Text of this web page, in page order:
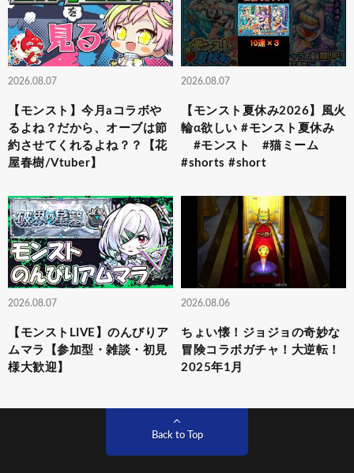
2026.08.07
【モンスト】今月aコラボや
るよね？だから、オーブは節
約させてくれるよね？？【花
屋春樹/Vtuber】
2026.08.07
【モンスト夏休み2026】風火
輪α欲しい #モンスト夏休み
#モンスト #猫ミーム
#shorts #short
2026.08.07
【モンストLIVE】のんびりア
ムマラ【参加型・雑談・初見
様大歓迎】
2026.08.06
ちょい懐！ジョジョの奇妙な
冒険コラボガチャ！大逆転！
2025年1月
Back to Top